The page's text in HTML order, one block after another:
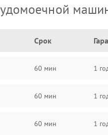
Срок
60 мин 1
60 мин 1
60 мин 1